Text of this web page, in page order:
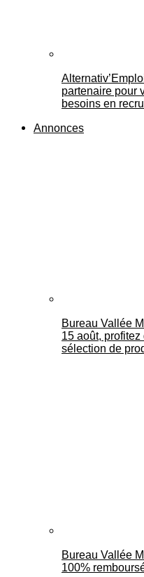
partenaire pour
besoins en
Annonces
Bureau Vallée
15 août,
sélection de
Bureau Vallée
100%